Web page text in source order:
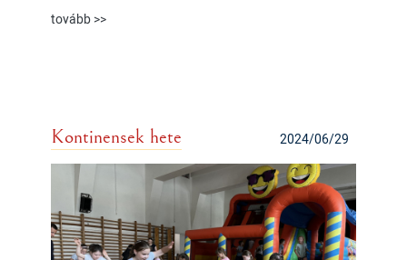
tovább >>
2024/06/29
Kontinensek hete